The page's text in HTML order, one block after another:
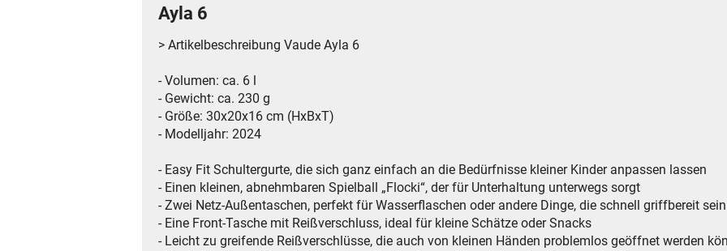
Ayla 6
> Artikelbeschreibung Vaude Ayla 6
- Volumen: ca. 6 l
- Gewicht: ca. 230 g
- Größe: 30x20x16 cm (HxBxT)
- Modelljahr: 2024
- Easy Fit Schultergurte, die sich ganz einfach an die Bedürfnisse kleiner Kinder anpassen lassen
- Einen kleinen, abnehmbaren Spielball „Flocki“, der für Unterhaltung unterwegs sorgt
- Zwei Netz-Außentaschen, perfekt für Wasserflaschen oder andere Dinge, die schnell griffbereit
- Eine Front-Tasche mit Reißverschluss, ideal für kleine Schätze oder Snacks
- Leicht zu greifende Reißverschlüsse, die auch von kleinen Händen problemlos geöffnet werden